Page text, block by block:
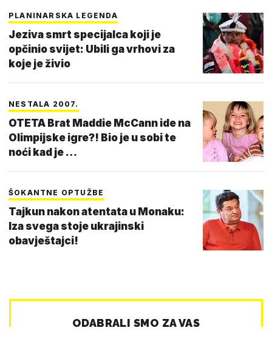
PLANINARSKA LEGENDA
Jeziva smrt specijalca koji je
opčinio svijet: Ubili ga vrhovi za
koje je živio
NESTALA 2007.
OTETA Brat Maddie McCann ide na
Olimpijske igre?! Bio je u sobi te
noći kad je …
ŠOKANTNE OPTUŽBE
Tajkun nakon atentata u Monaku:
Iza svega stoje ukrajinski
obavještajci!